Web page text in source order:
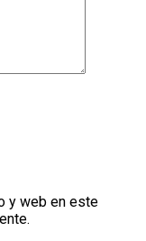
y web en este